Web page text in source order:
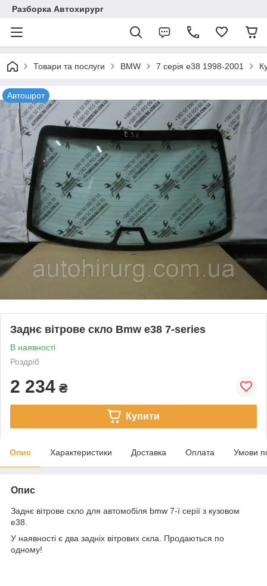
Разборка Автохирург
Товари та послуги BMW 7 серія e38 1998-2001
Автошрот
Заднє вітрове скло Bmw e38 7-series
В наявності
Роздріб
2 234 ₴
Купити
Опис Характеристики Доставка Оплата Умови
Опис
Заднє вітрове скло для автомобіля bmw 7-ї серії з кузовом
e38.
У наявності є два задніх вітрових скла. Продаються по
одному!